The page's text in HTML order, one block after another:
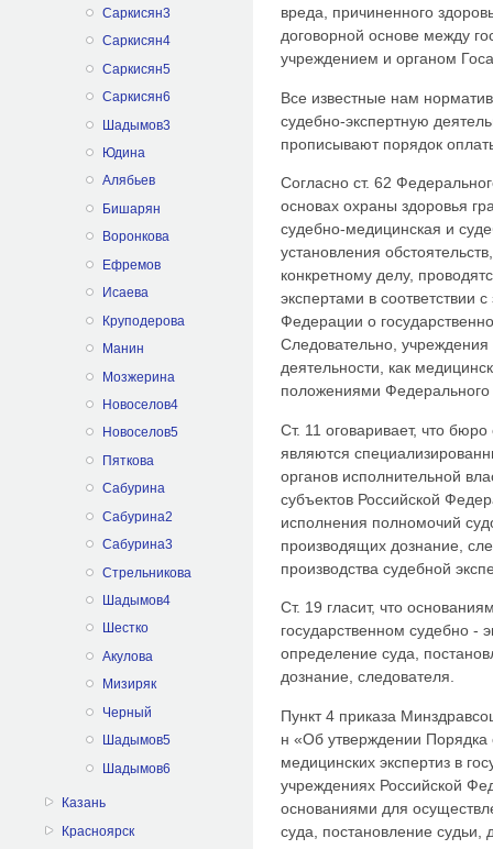
Саркисян3
Саркисян4
Саркисян5
Саркисян6
Шадымов3
Юдина
Алябьев
Бишарян
Воронкова
Ефремов
Исаева
Круподерова
Манин
Мозжерина
Новоселов4
Новоселов5
Пяткова
Сабурина
Сабурина2
Сабурина3
Стрельникова
Шадымов4
Шестко
Акулова
Мизиряк
Черный
Шадымов5
Шадымов6
Казань
Красноярск
вреда, причиненного
договорной основе между
учреждением и органом
Все известные нам
судебно-экспертную
прописывают порядок
Согласно ст. 62
основах охраны здоровья
судебно-медицинская и
установления
конкретному делу,
экспертами в соответствии
Федерации о
Следовательно,
деятельности, как
положениями
Ст. 11 оговаривает, что
являются
органов исполнительной
субъектов Российской
исполнения полномочий
производящих дознание,
производства судебной
Ст. 19 гласит, что
государственном судебно -
определение суда,
дознание, следователя.
Пункт 4 приказа
н «Об утверждении Порядка
медицинских экспертиз в
учреждениях Российской
основаниями для
суда, постановление судьи,